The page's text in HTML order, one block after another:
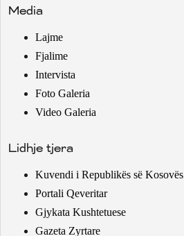
Media
Lajme
Fjalime
Intervista
Foto Galeria
Video Galeria
Lidhje tjera
Kuvendi i Republikës së Kosovës
Portali Qeveritar
Gjykata Kushtetuese
Gazeta Zyrtare